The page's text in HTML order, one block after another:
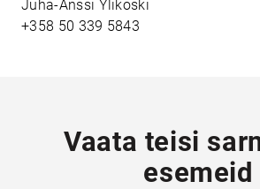
Juha-Anssi Ylikoski
+358 50 339 5843
Vaata teisi
esemeid